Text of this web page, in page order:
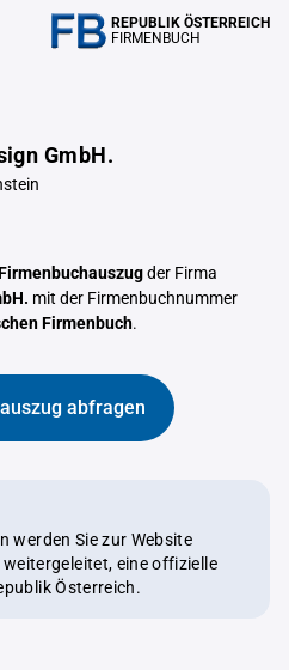
REPUBLIK ÖSTERREICH
FIRMENBUCH
GmbH.
der Firma
mit der Firmenbuchnummer
Firmenbuch.
abfragen
werden Sie zur Website
weitergeleitet, eine offizielle
Österreich.